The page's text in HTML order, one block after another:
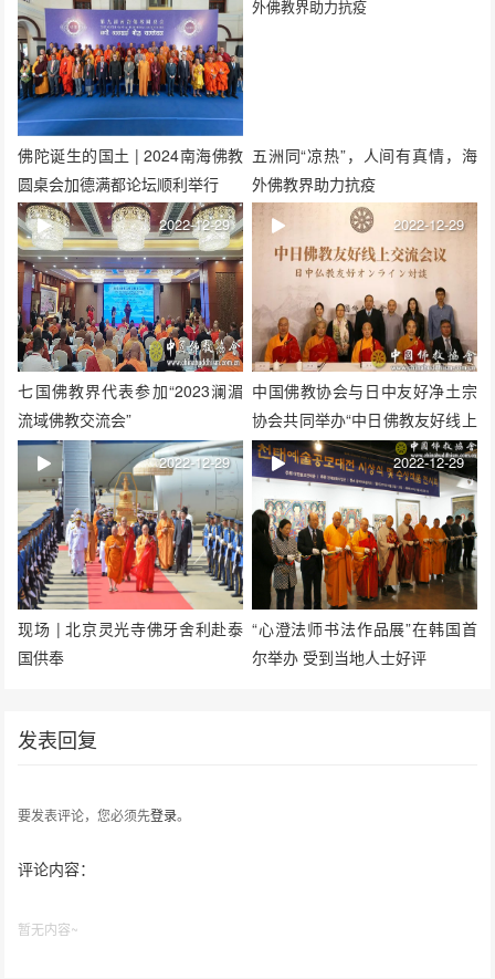
佛陀诞生的国土 | 2024南海佛教
圆桌会加德满都论坛顺利举行
五洲同“凉热”，人间有真情，海
外佛教界助力抗疫
七国佛教界代表参加“2023澜湄
流域佛教交流会”
2022-12-29
中国佛教协会与日中友好净土宗
协会共同举办“中日佛教友好线上
交流会议”
2022-12-29
现场 | 北京灵光寺佛牙舍利赴泰
国供奉
2022-12-29
“心澄法师书法作品展”在韩国首
尔举办 受到当地人士好评
2022-12-29
发表回复
要发表评论，您必须先登录。
评论内容：
暂无内容~